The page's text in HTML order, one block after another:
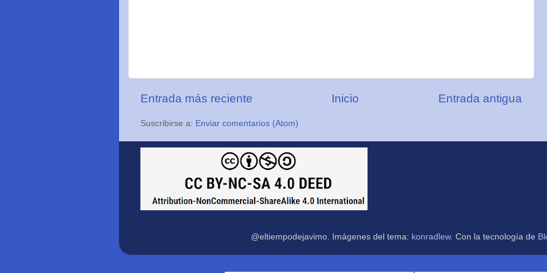
Entrada más reciente Entrada antigua
Inicio
Suscribirse a: Enviar comentarios (Atom)
@eltiempodejavimo. Imágenes del tema: konradlew. Con la tecnología de